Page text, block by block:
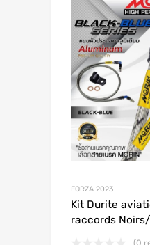
FORZA 2023
Kit Durite
raccords